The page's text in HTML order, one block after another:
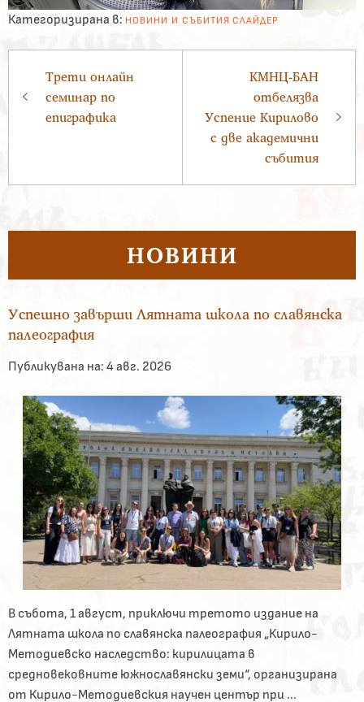
Категоризирана в: НОВИНИ И СЪБИТИЯ СЛАЙДЕР
Трети онлайн
семинар по
епиграфика
КМНЦ-БАН
отбелязва
Успение Кирилово
с две академични
събития
НОВИНИ
Успешно завърши Лятната школа по славянска
палеография
Публикувана на: 4 авг. 2026
В събота, 1 август, приключи третото издание на
Лятната школа по славянска палеография „Кирило-
Методиевско наследство: кирилицата в
средновековните южнославянски земи“, организирана
от Кирило-Методиевския научен център при ...